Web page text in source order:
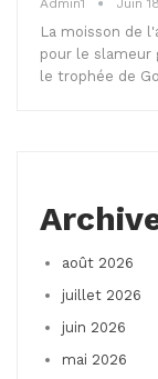
Admin1 Juin
La moisson de
pour le slameur
le trophée de
août 2026
juillet 2026
juin 2026
mai 2026